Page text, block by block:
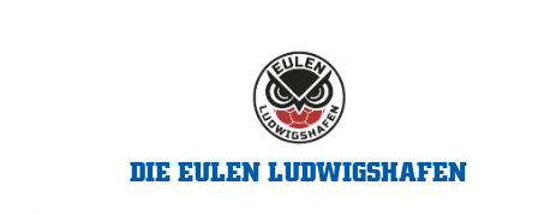
DIE EULEN LUDWIGSHAFEN